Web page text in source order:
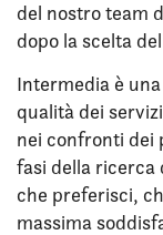
del nostro team
dopo la scelta
Intermedia è
qualità dei
nei confronti dei
fasi della ricerca
che preferisci,
massima